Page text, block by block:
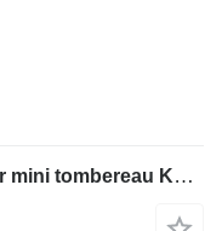
Moteur Kubota V3800-T-E3B pour mini tombereau Kubota V3800-T-E3B